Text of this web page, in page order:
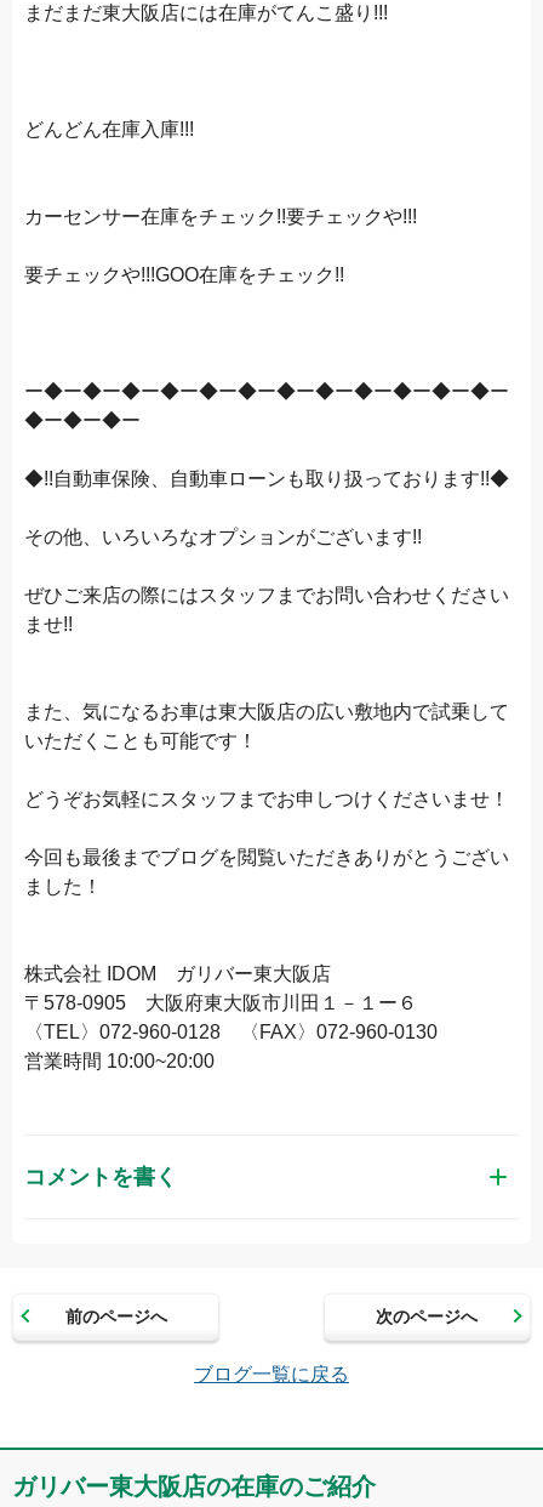
まだまだ東大阪店には在庫がてんこ盛り!!!
どんどん在庫入庫!!!
カーセンサー在庫をチェック!!要チェックや!!!
要チェックや!!!GOO在庫をチェック!!
ー◆ー◆ー◆ー◆ー◆ー◆ー◆ー◆ー◆ー◆ー◆ー◆ー
◆ー◆ー◆ー
◆!!自動車保険、自動車ローンも取り扱っております!!◆
その他、いろいろなオプションがございます!!
ぜひご来店の際にはスタッフまでお問い合わせください
ませ!!
また、気になるお車は東大阪店の広い敷地内で試乗して
いただくことも可能です！
どうぞお気軽にスタッフまでお申しつけくださいませ！
今回も最後までブログを閲覧いただきありがとうござい
ました！
株式会社 IDOM ガリバー東大阪店
〒578-0905 大阪府東大阪市川田１－１ー６
〈TEL〉072-960-0128 〈FAX〉072-960-0130
営業時間 10:00~20:00
コメントを書く
メールアドレス（半角英数）
コメント
前のページへ 次のページへ
ブログ一覧に戻る
ガリバー東大阪店の在庫のご紹介